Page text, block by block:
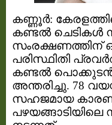
കണ്ണൂർ:
കണ്ടൽ ചെടികൾ
സംരക്ഷണത്തിന്
പരിസ്ഥിതി
കണ്ടൽ
അന്തരിച്ചു. 78
സഹജമായ